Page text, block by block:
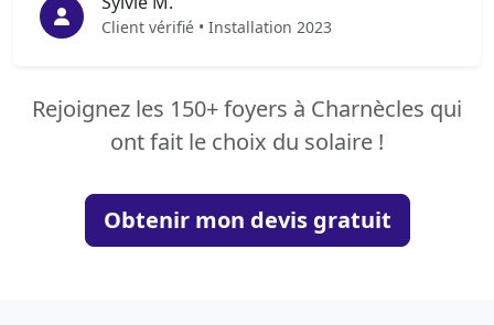
Client vérifié • Installation 2023
Rejoignez les 150+ foyers à Charnècles qui
ont fait le choix du solaire !
Obtenir mon devis gratuit